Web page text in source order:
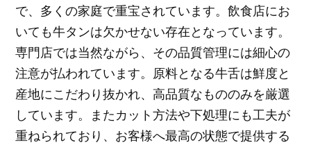
で、多くの家庭で重宝されています。飲食店にお
いても牛タンは欠かせない存在となっています。
専門店では当然ながら、その品質管理には細心の
注意が払われています。原料となる牛舌は鮮度と
産地にこだわり抜かれ、高品質なもののみを厳選
しています。またカット方法や下処理にも工夫が
重ねられており、お客様へ最高の状態で提供する